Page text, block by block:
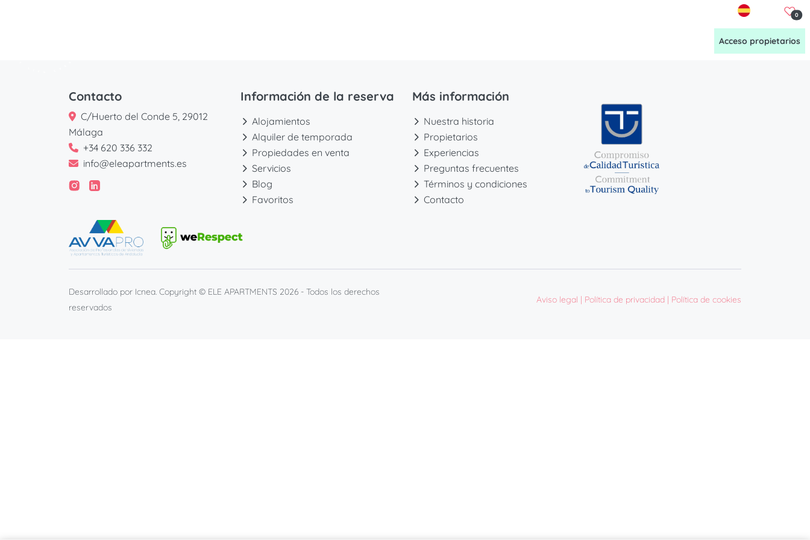
0
Acceso propietarios
Contacto
C/Huerto del Conde 5, 29012
Málaga
+34 620 336 332
info@eleapartments.es
Información de la reserva
Alojamientos
Alquiler de temporada
Propiedades en venta
Servicios
Blog
Favoritos
Más información
Nuestra historia
Propietarios
Experiencias
Preguntas frecuentes
Términos y condiciones
Contacto
Desarrollado por Icnea. Copyright © ELE APARTMENTS 2026 - Todos los derechos
reservados
Aviso legal | Política de privacidad | Política de cookies